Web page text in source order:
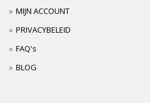
MIJN ACCOUNT
PRIVACYBELEID
FAQ's
BLOG